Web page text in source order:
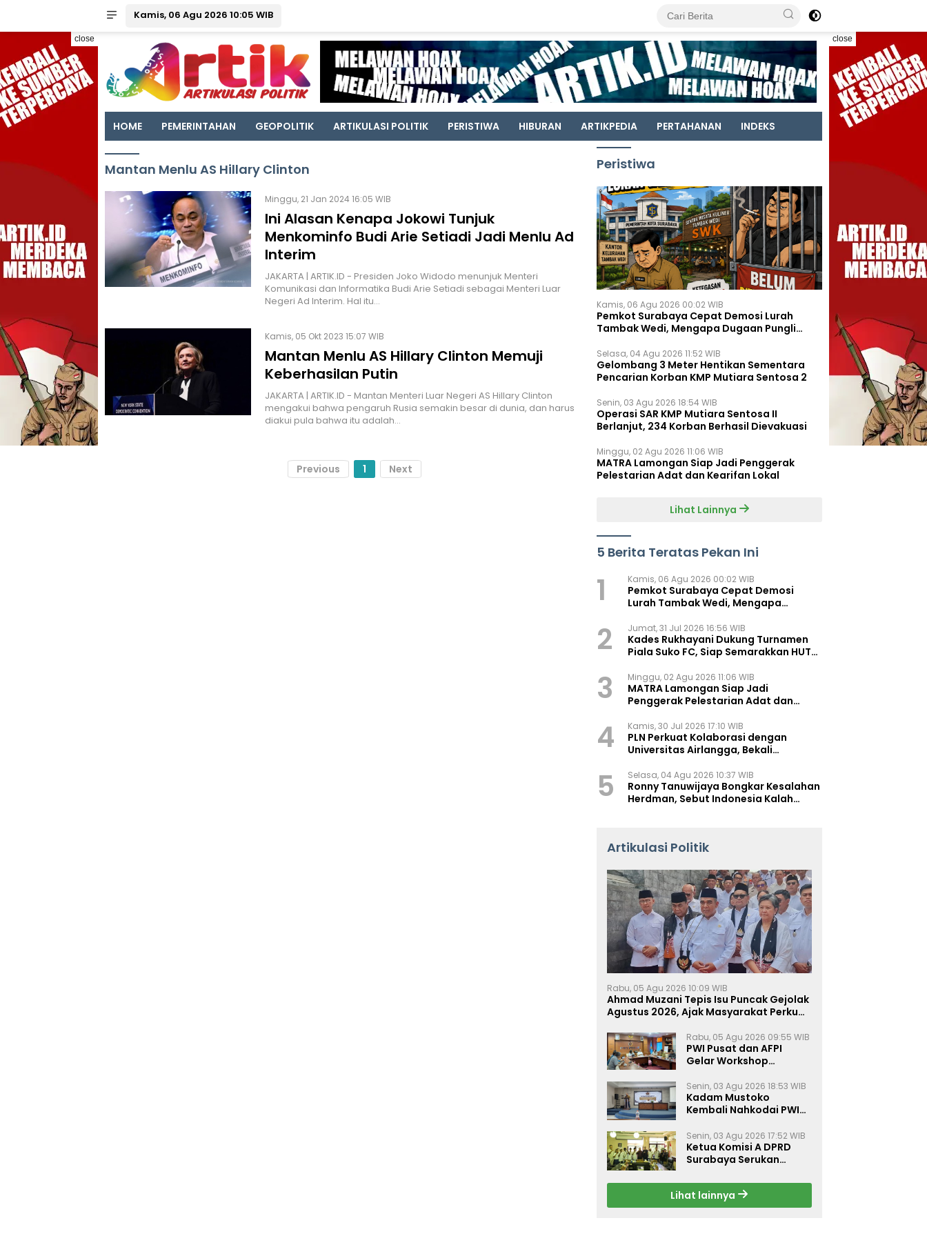
Kamis, 06 Agu 2026 10:05 WIB
close close
HOME PEMERINTAHAN GEOPOLITIK ARTIKULASI POLITIK PERISTIWA HIBURAN ARTIKPEDIA PERTAHANAN INDEKS
Mantan Menlu AS Hillary Clinton
Minggu, 21 Jan 2024 16:05 WIB
Ini Alasan Kenapa Jokowi Tunjuk
Menkominfo Budi Arie Setiadi Jadi Menlu Ad
Interim
JAKARTA | ARTIK.ID - Presiden Joko Widodo menunjuk Menteri
Komunikasi dan Informatika Budi Arie Setiadi sebagai Menteri Luar
Negeri Ad Interim. Hal itu…
Kamis, 05 Okt 2023 15:07 WIB
Mantan Menlu AS Hillary Clinton Memuji
Keberhasilan Putin
JAKARTA | ARTIK.ID - Mantan Menteri Luar Negeri AS Hillary Clinton
mengakui bahwa pengaruh Rusia semakin besar di dunia, dan harus
diakui pula bahwa itu adalah…
Previous 1 Next
Peristiwa
Kamis, 06 Agu 2026 00:02 WIB
Pemkot Surabaya Cepat Demosi Lurah
Tambak Wedi, Mengapa Dugaan Pungli
Selasa, 04 Agu 2026 11:52 WIB
Gelombang 3 Meter Hentikan Sementara
Pencarian Korban KMP Mutiara Sentosa 2
Senin, 03 Agu 2026 18:54 WIB
Operasi SAR KMP Mutiara Sentosa II
Berlanjut, 234 Korban Berhasil Dievakuasi
Minggu, 02 Agu 2026 11:06 WIB
MATRA Lamongan Siap Jadi Penggerak
Pelestarian Adat dan Kearifan Lokal
Lihat Lainnya
5 Berita Teratas Pekan Ini
1 Kamis, 06 Agu 2026 00:02 WIB
Pemkot Surabaya Cepat Demosi
Lurah Tambak Wedi, Mengapa
2 Jumat, 31 Jul 2026 16:56 WIB
Kades Rukhayani Dukung Turnamen
Piala Suko FC, Siap Semarakkan HUT
3 Minggu, 02 Agu 2026 11:06 WIB
MATRA Lamongan Siap Jadi
Penggerak Pelestarian Adat dan
4 Kamis, 30 Jul 2026 17:10 WIB
PLN Perkuat Kolaborasi dengan
Universitas Airlangga, Bekali
Transisi Energi
5 Selasa, 04 Agu 2026 10:37 WIB
Ronny Tanuwijaya Bongkar Kesalahan
Herdman, Sebut Indonesia Kalah
Artikulasi Politik
Rabu, 05 Agu 2026 10:09 WIB
Ahmad Muzani Tepis Isu Puncak Gejolak
Agustus 2026, Ajak Masyarakat Perkuat
Rabu, 05 Agu 2026 09:55 WIB
PWI Pusat dan AFPI
Gelar Workshop
Inklusi Keuangan, dan
Perlindungan Publik
Senin, 03 Agu 2026 18:53 WIB
Kadam Mustoko
Kembali Nahkodai PWI
Harap Sinergi Antar
Daerah Kian Kuat
Senin, 03 Agu 2026 17:52 WIB
Ketua Komisi A DPRD
Surabaya Serukan
Merah Putih Sambut
HUT ke-81 RI
Lihat lainnya